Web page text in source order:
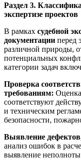
Раздел 3.
экспертизе проектов
В рамках судебной
документации перед
различной природы,
потенциальных
категории задач
Проверка
требованиям:
соответствуют
и техническим
безопасности,
Выявление
анализ ошибок в
выявление